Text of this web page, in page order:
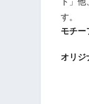
す。
モチー
オリジ